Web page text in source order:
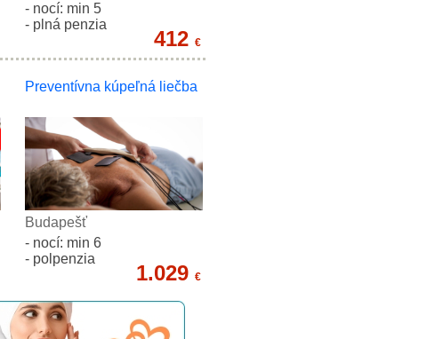
- nocí: min 5
- plná penzia
412 €
Preventívna kúpeľná liečba
Budapešť
- nocí: min 6
- polpenzia
1.029 €